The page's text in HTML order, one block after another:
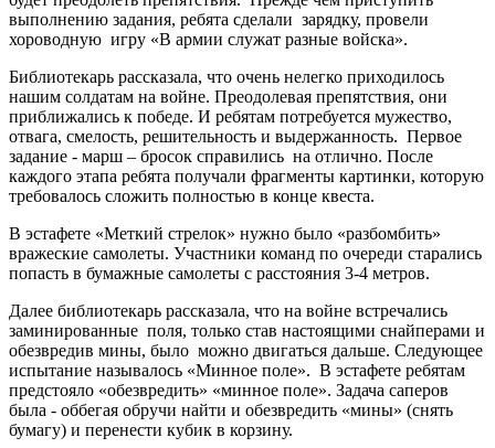
выполнению задания, ребята сделали зарядку, провели
хороводную игру «В армии служат разные войска».
Библиотекарь рассказала, что очень нелегко приходилось
нашим солдатам на войне. Преодолевая препятствия, они
приближались к победе. И ребятам потребуется мужество,
отвага, смелость, решительность и выдержанность. Первое
задание - марш – бросок справились на отлично. После
каждого этапа ребята получали фрагменты картинки, которую
требовалось сложить полностью в конце квеста.
В эстафете «Меткий стрелок» нужно было «разбомбить»
вражеские самолеты. Участники команд по очереди старались
попасть в бумажные самолеты с расстояния 3-4 метров.
Далее библиотекарь рассказала, что на войне встречались
заминированные поля, только став настоящими снайперами и
обезвредив мины, было можно двигаться дальше. Следующее
испытание называлось «Минное поле». В эстафете ребятам
предстояло «обезвредить» «минное поле». Задача саперов
была - оббегая обручи найти и обезвредить «мины» (снять
бумагу) и перенести кубик в корзину.